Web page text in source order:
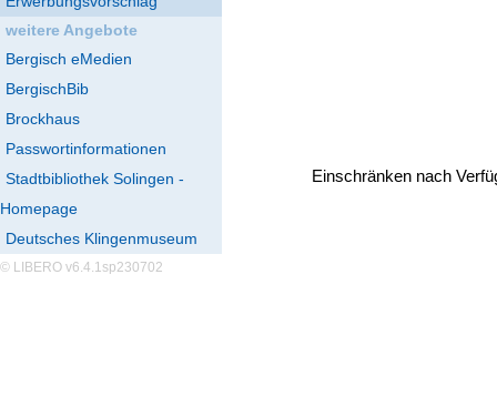
weitere Angebote
Bergisch eMedien
BergischBib
Brockhaus
Passwortinformationen
Stadtbibliothek Solingen -
Homepage
Deutsches Klingenmuseum
© LIBERO v6.4.1sp230702
Einschränken nach